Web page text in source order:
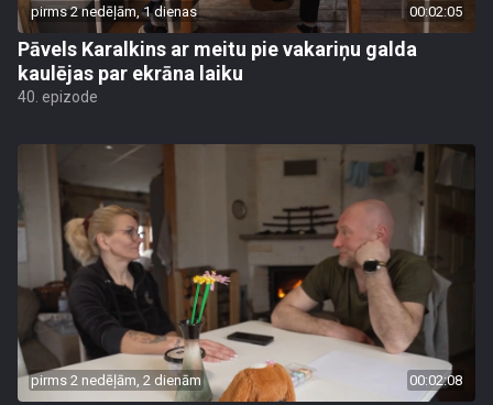
pirms 2 nedēļām, 1 dienas 00:02:05
Pāvels Karalkins ar meitu pie vakariņu galda
kaulējas par ekrāna laiku
40. epizode
pirms 2 nedēļām, 2 dienām 00:02:08